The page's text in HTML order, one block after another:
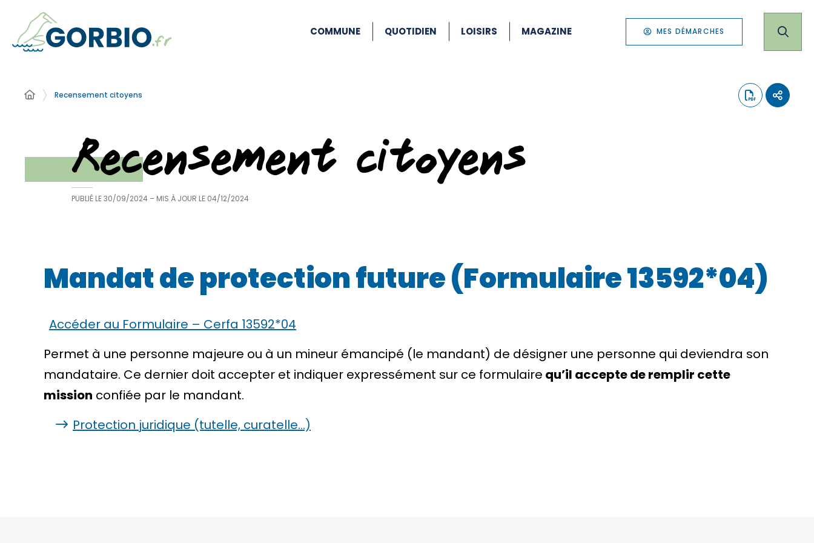
COMMUNE QUOTIDIEN LOISIRS MAGAZINE MES DÉMARCHES
Recensement citoyens
Recensement citoyens
PUBLIÉ LE30/09/2024 – MIS À JOUR LE 04/12/2024
Mandat de protection future (Formulaire 13592*04)
Accéder au Formulaire – Cerfa 13592*04
Permet à une personne majeure ou à un mineur émancipé (le mandant) de désigner une personne qui deviendra son
mandataire. Ce dernier doit accepter et indiquer expressément sur ce formulaire qu’il accepte de remplir cette
mission confiée par le mandant.
Protection juridique (tutelle, curatelle…)